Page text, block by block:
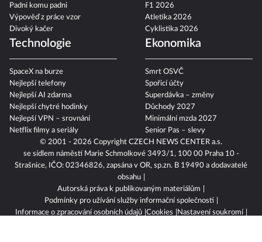
© 2001 - 2026 Copyright CZECH NEWS CENTER a.s.
se sídlem náměstí Marie Schmolkové 3493/1, 100 00 Praha 10 -
Strašnice, IČO: 02346826, zapsána v OR, sp.zn. B 19490 a dodavatelé
obsahu
Autorská práva k publikovaným materiálům
Podmínky pro užívání služby informační společnosti
Informace o zpracování osobních údajů Cookies
Nastavení soukromí
Padni komu padni
Výpověď z práce vzor
Divoký kačer
F1 2026
Atletika 2026
Cyklistika 2026
Technologie
SpaceX na burze
Nejlepší telefony
Nejlepší AI zdarma
Nejlepší chytré hodinky
Nejlepší VPN – srovnání
Netflix filmy a seriály
Ekonomika
Smrt OSVČ
Spořicí účty
Superdávka – změny
Důchody 2027
Minimální mzda 2027
Senior Pas – slevy